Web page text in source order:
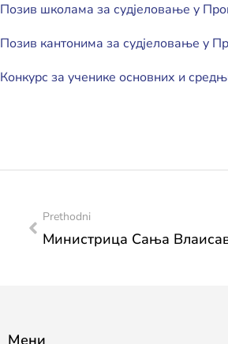
Позив школама за судјеловање у П
Позив кантонима за судјеловање у
Конкурс за ученике основних и
Prethodni
Мени